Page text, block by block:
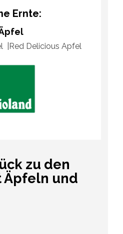
Ernte:
Red Delicious Apfel
zu den
Äpfeln und